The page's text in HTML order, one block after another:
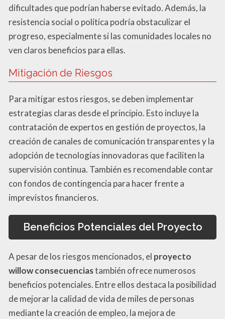
dificultades que podrían haberse evitado. Además, la
resistencia social o política podría obstaculizar el
progreso, especialmente si las comunidades locales no
ven claros beneficios para ellas.
Mitigación de Riesgos
Para mitigar estos riesgos, se deben implementar
estrategias claras desde el principio. Esto incluye la
contratación de expertos en gestión de proyectos, la
creación de canales de comunicación transparentes y la
adopción de tecnologías innovadoras que faciliten la
supervisión continua. También es recomendable contar
con fondos de contingencia para hacer frente a
imprevistos financieros.
Beneficios Potenciales del Proyecto
A pesar de los riesgos mencionados, el proyecto
willow consecuenciastambién ofrece numerosos
beneficios potenciales. Entre ellos destaca la posibilidad
de mejorar la calidad de vida de miles de personas
mediante la creación de empleo, la mejora de